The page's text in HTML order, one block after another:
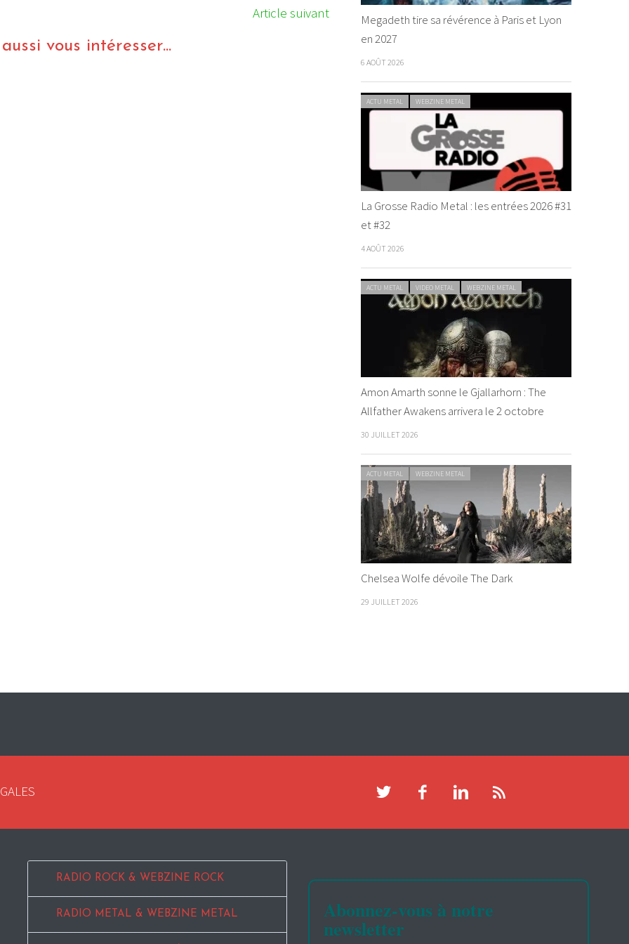
Article suivant
vous intéresser...
Megadeth tire sa révérence à Paris et Lyon
en 2027
6 AOÛT 2026
ACTU METAL WEBZINE METAL
La Grosse Radio Metal : les entrées 2026 #31
et #32
4 AOÛT 2026
ACTU METAL VIDEO METAL WEBZINE METAL
Amon Amarth sonne le Gjallarhorn : The
Allfather Awakens arrivera le 2 octobre
30 JUILLET 2026
ACTU METAL WEBZINE METAL
Chelsea Wolfe dévoile The Dark
29 JUILLET 2026
RADIO ROCK & WEBZINE ROCK
RADIO METAL & WEBZINE METAL Abonnez-vous à notre
newsletter